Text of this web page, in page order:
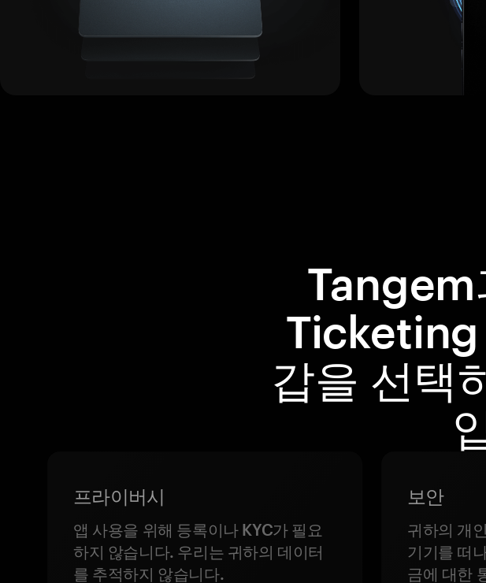
Tangem
Ticketing
갑을 선택
프라이버시
앱 사용을 위해 등록이나 KYC가 필요
하지 않습니다. 우리는 귀하의 데이터
를 추적하지 않습니다.
보안
귀하의 개
기기를 떠
금에 대한